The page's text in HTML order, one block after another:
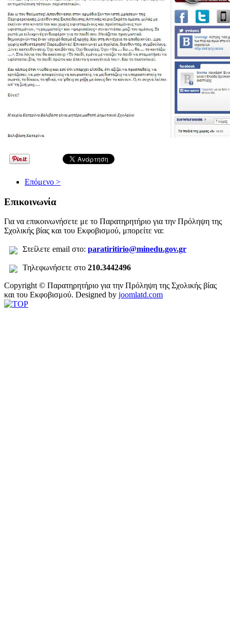
Επόμενο >
Επικοινωνία
Για να επικοινωνήσετε με το Παρατηρητήριο για την Πρόληψη της
Σχολικής βίας και του Εκφοβισμού, μπορείτε να:
Στείλετε email στο: paratiritirio@minedu.gov.gr
Τηλεφωνήσετε στο 210.3442496
Copyright © Παρατηρητήριο για την Πρόληψη της Σχολικής βίας
και του Εκφοβισμού. Designed by joomlatd.com